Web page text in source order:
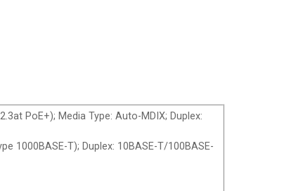
PoE+); Media Type: Auto-MDIX; Duplex:
1000BASE-T); Duplex: 10BASE-T/100BASE-